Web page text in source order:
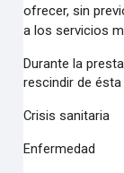
ofrecer, sin
a los servicios
Durante la
rescindir de ésta
Crisis sanitaria
Enfermedad